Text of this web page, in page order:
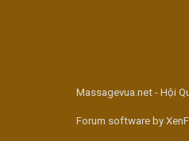
Massagevua.net - Hội
Forum software by